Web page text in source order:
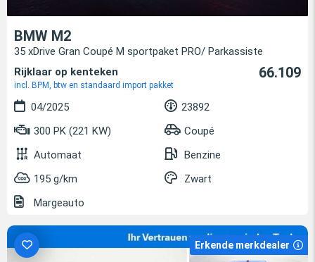
BMW M2
35 xDrive Gran Coupé M sportpaket PRO/ Parkassiste
Rijklaar op kenteken
incl. BPM, btw en standaard import pakket
66.109
04/2025
23892
300 PK (221 KW)
Coupé
Automaat
Benzine
195 g/km
Zwart
Margeauto
Erkende merkdealer